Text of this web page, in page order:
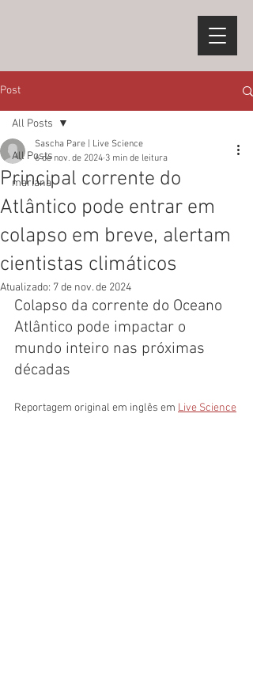
Post
All Posts
mariana
All Posts
Principal corrente do
Atlântico pode entrar em
colapso em breve, alertam
cientistas climáticos
Sascha Pare | Live Science
6 de nov. de 2024 3 min de leitura
Atualizado: 7 de nov. de 2024
Colapso da corrente do Oceano
Atlântico pode impactar o
mundo inteiro nas próximas
décadas
Reportagem original em inglês em Live Science